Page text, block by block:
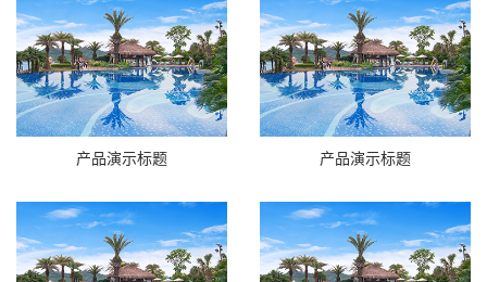
产品演示标题 产品演示标题